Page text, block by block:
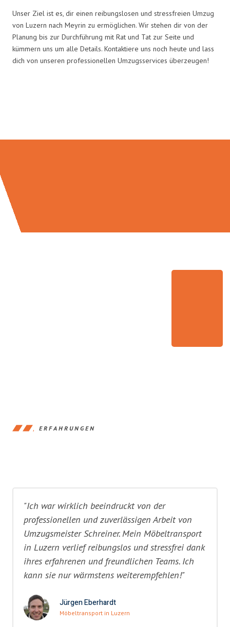
Unser Ziel ist es, dir einen reibungslosen und stressfreien Umzug
von Luzern nach Meyrin zu ermöglichen. Wir stehen dir von der
Planung bis zur Durchführung mit Rat und Tat zur Seite und
kümmern uns um alle Details. Kontaktiere uns noch heute und lass
dich von unseren professionellen Umzugsservices überzeugen!
ERFAHRUNGEN
"Ich war wirklich beeindruckt von der
professionellen und zuverlässigen Arbeit von
Umzugsmeister Schreiner. Mein Möbeltransport
in Luzern verlief reibungslos und stressfrei dank
ihres erfahrenen und freundlichen Teams. Ich
kann sie nur wärmstens weiterempfehlen!"
Jürgen Eberhardt
Möbeltransport in Luzern